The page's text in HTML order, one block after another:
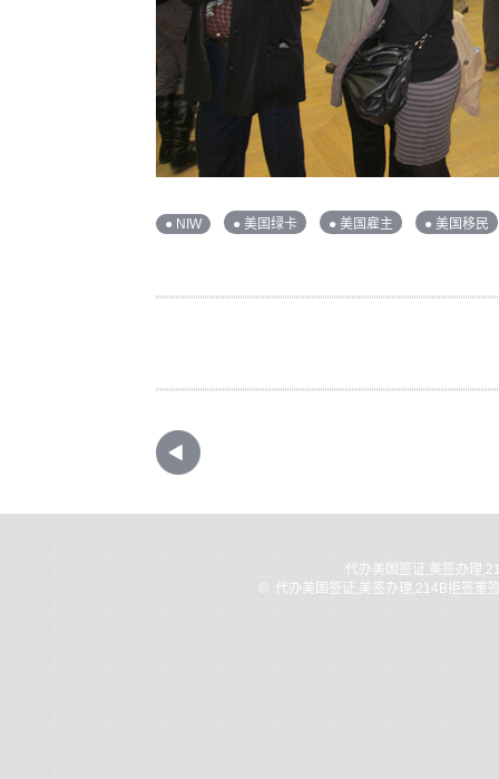
● NIW ● 美国绿卡 ● 美国雇主 ● 美国移民
代办美国签证,美签办理
代办美国签证,美签办理,214B拒签重